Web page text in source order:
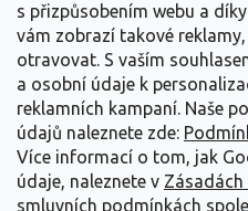
s přizpůsobením webu a
vám zobrazí takové
otravovat. S vaším
a osobní údaje k
reklamních kampaní. Naše
údajů naleznete zde:
Více informací o tom, jak
údaje, naleznete v
smluvních podmínkách
Kontakujte nás